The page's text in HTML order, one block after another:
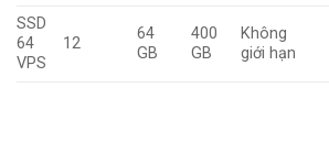
SSD
64
VPS
12
64
GB
400
GB
Không
giới hạn